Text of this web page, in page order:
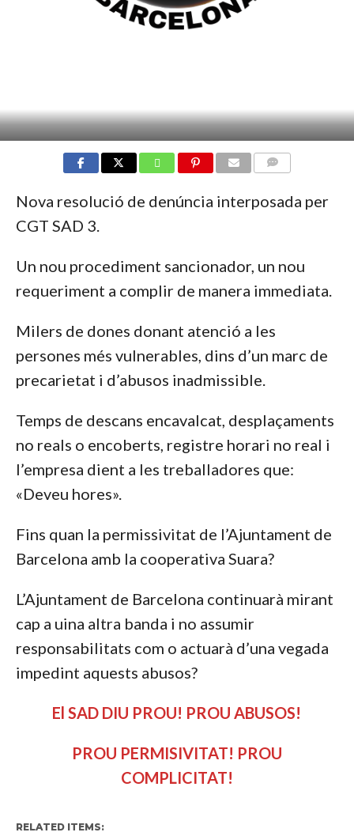
Nova resolució de denúncia interposada per
CGT SAD 3.
Un nou procediment sancionador, un nou
requeriment a complir de manera immediata.
Milers de dones donant atenció a les
persones més vulnerables, dins d’un marc de
precarietat i d’abusos inadmissible.
Temps de descans encavalcat, desplaçaments
no reals o encoberts, registre horari no real i
l’empresa dient a les treballadores que:
«Deveu hores».
Fins quan la permissivitat de l’Ajuntament de
Barcelona amb la cooperativa Suara?
L’Ajuntament de Barcelona continuarà mirant
cap a uina altra banda i no assumir
responsabilitats com o actuarà d’una vegada
impedint aquests abusos?
El SAD DIU PROU! PROU ABUSOS!
PROU PERMISIVITAT! PROU
COMPLICITAT!
RELATED ITEMS: